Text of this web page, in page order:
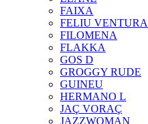
FAIXA
FELIU VENTURA
FILOMENA
FLAKKA
GOS D
GROGGY RUDE
GUINEU
HERMANO L
JAÇ VORAÇ
JAZZWOMAN